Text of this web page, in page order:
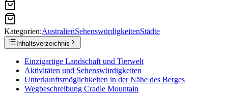
Kategorien:AustralienSehenswürdigkeitenStädte
Inhaltsverzeichnis
Einzigartige Landschaft und Tierwelt
Aktivitäten und Sehenswürdigkeiten
Unterkunftsmöglichkeiten in der Nähe des Berges
Wegbeschreibung Cradle Mountain